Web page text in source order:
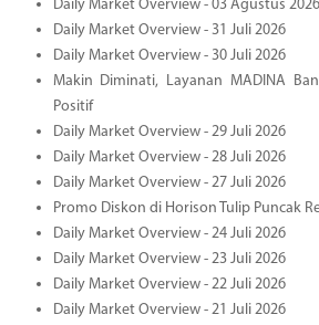
Daily Market Overview - 03 Agustus 2026
Daily Market Overview - 31 Juli 2026
Daily Market Overview - 30 Juli 2026
Makin Diminati, Layanan MADINA
Positif
Daily Market Overview - 29 Juli 2026
Daily Market Overview - 28 Juli 2026
Daily Market Overview - 27 Juli 2026
Promo Diskon di Horison Tulip Puncak
Daily Market Overview - 24 Juli 2026
Daily Market Overview - 23 Juli 2026
Daily Market Overview - 22 Juli 2026
Daily Market Overview - 21 Juli 2026